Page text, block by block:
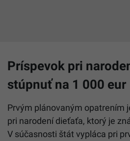
Príspevok pri
stúpnuť na 1 000 eur
Prvým plánovaným opatrením
pri narodení dieťaťa, ktorý je
V súčasnosti štát vypláca pri